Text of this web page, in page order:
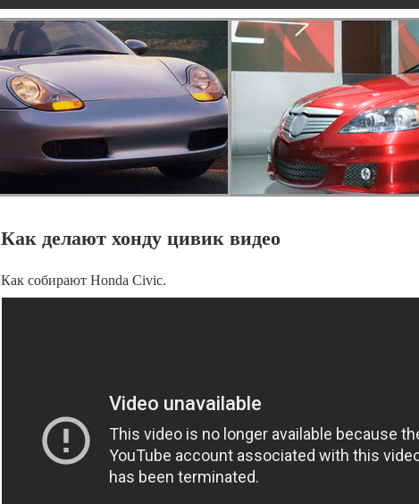
Как делают хонду цивик видео
Как собирают Honda Civic.